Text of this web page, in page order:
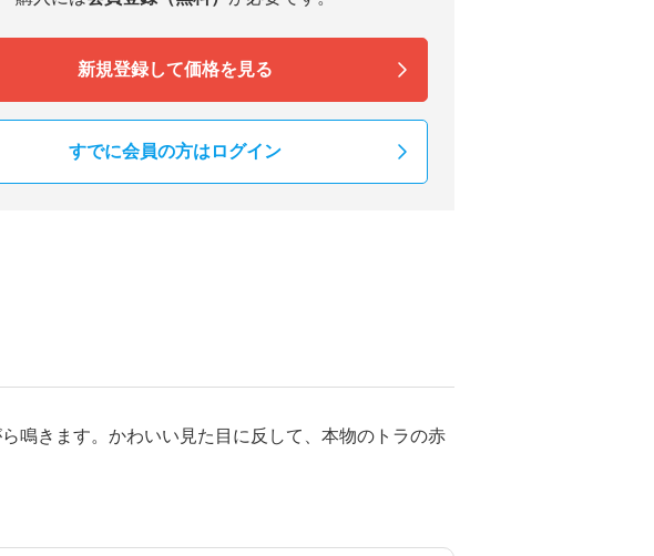
新規登録して価格を見る
すでに会員の方はログイン
鳴きます。かわいい見た目に反して、本物のトラの赤